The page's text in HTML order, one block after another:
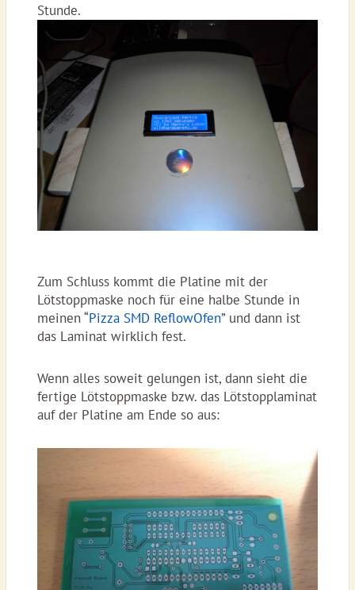
Stunde.
Zum Schluss kommt die Platine mit der
Lötstoppmaske noch für eine halbe Stunde in
meinen “Pizza SMD ReflowOfen” und dann ist
das Laminat wirklich fest.
Wenn alles soweit gelungen ist, dann sieht die
fertige Lötstoppmaske bzw. das Lötstopplaminat
auf der Platine am Ende so aus: